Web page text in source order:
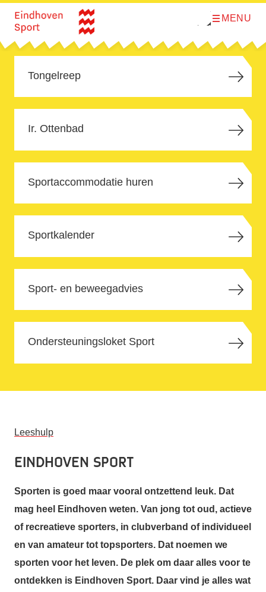
Direct naar de inhoud
O
n
m
MENU
Tongelreep
Ir. Ottenbad
Sportaccommodatie huren
Sportkalender
Sport- en beweegadvies
Ondersteunings­­loket Sport
Leeshulp
Eindhoven Sport
Sporten is goed maar vooral ontzettend leuk. Dat
mag heel Eindhoven weten. Van jong tot oud, actieve
of recreatieve sporters, in clubverband of individueel
en van amateur tot topsporters. Dat noemen we
sporten voor het leven. De plek om daar alles voor te
ontdekken is Eindhoven Sport. Daar vind je alles wat